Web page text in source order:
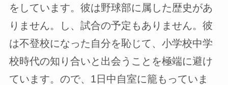
をしています。彼は野球部に属した歴史があ
りません。し、試合の予定もありません。彼
は不登校になった自分を恥じて、小学校中学
校時代の知り合いと出会うことを極端に避け
ています。ので、1日中自室に籠もっていま